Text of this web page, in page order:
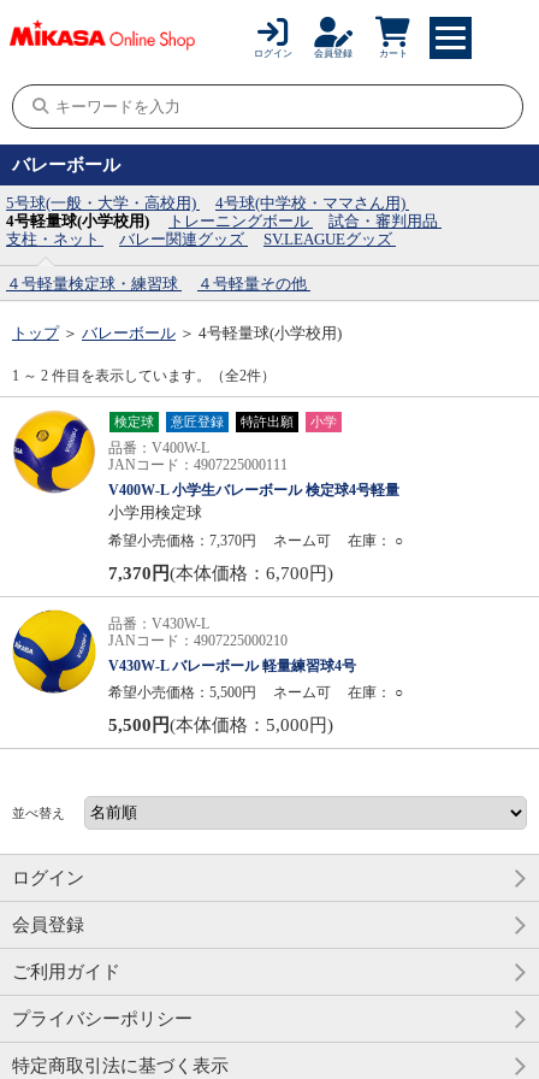
ログイン 会員登録 カート
バレーボール
5号球(一般・大学・高校用)
4号球(中学校・ママさん用)
4号軽量球(小学校用)
トレーニングボール
試合・審判用品
支柱・ネット
バレー関連グッズ SV.LEAGUEグッズ
４号軽量検定球・練習球 ４号軽量その他
トップ ＞ バレーボール ＞ 4号軽量球(小学校用)
1 ～ 2 件目を表示しています。（全2件）
検定球 意匠登録 特許出願 小学
品番：V400W-L
JANコード：4907225000111
V400W-L 小学生バレーボール 検定球4号軽量
小学用検定球
希望小売価格：7,370円
ネーム可 在庫： ○
7,370円(本体価格：6,700円)
品番：V430W-L
JANコード：4907225000210
V430W-L バレーボール 軽量練習球4号
希望小売価格：5,500円
ネーム可 在庫： ○
5,500円(本体価格：5,000円)
並べ替え
ログイン
会員登録
ご利用ガイド
プライバシーポリシー
特定商取引法に基づく表示